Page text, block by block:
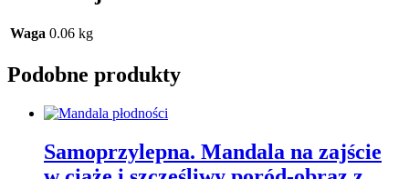
Waga 0.06 kg
Podobne produkty
Samoprzylepna. Mandala na zajście